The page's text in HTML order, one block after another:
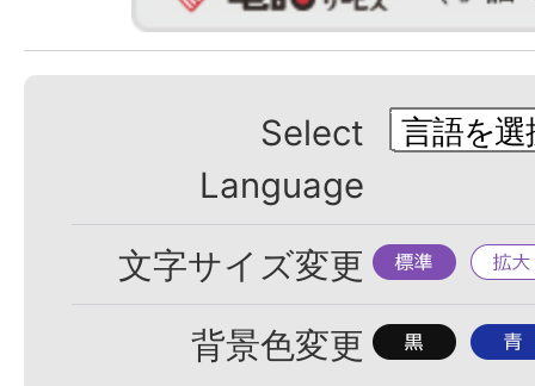
Select
Language
文字サイズ変更 標
準
拡
大
背景色変更 背
背